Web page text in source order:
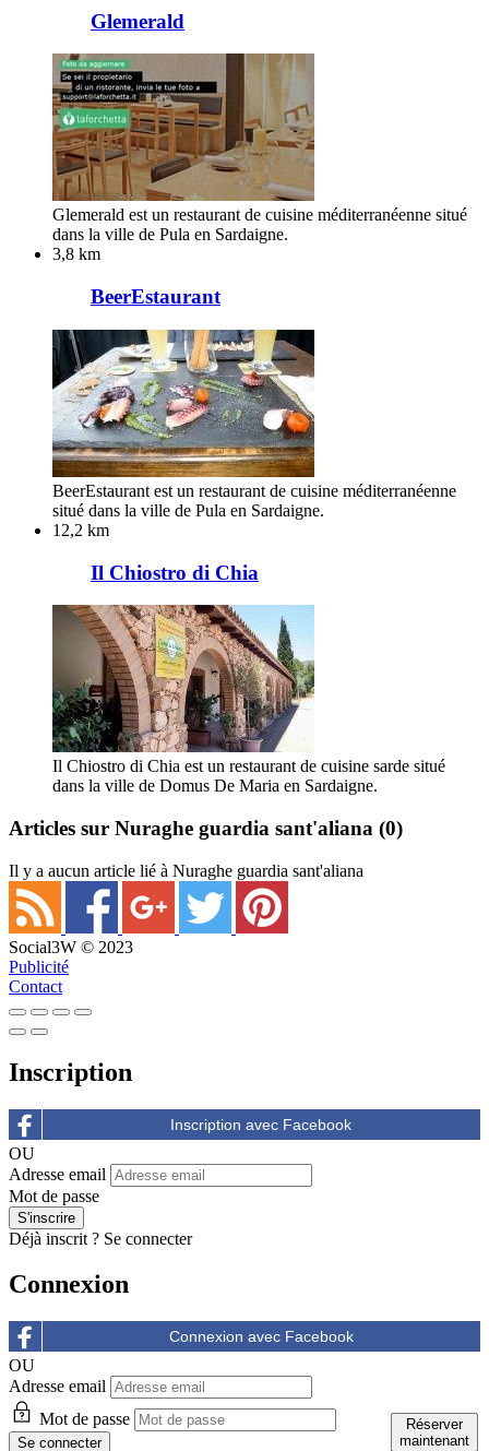
Réserver
Réserver
maintenant
Réserver
maintenant
Glemerald
Glemerald est un restaurant de cuisine méditerranéenne situé
dans la ville de Pula en Sardaigne.
Réserver
maintenant
3,8 km
BeerEstaurant
BeerEstaurant est un restaurant de cuisine méditerranéenne
situé dans la ville de Pula en Sardaigne.
Réserver
maintenant
12,2 km
Il Chiostro di Chia
Il Chiostro di Chia est un restaurant de cuisine sarde situé
dans la ville de Domus De Maria en Sardaigne.
Réserver
maintenant
Articles sur Nuraghe guardia sant'aliana (0)
Il y a aucun article lié à Nuraghe guardia sant'aliana
Social3W © 2023
Publicité
Contact
Inscription
OU
Adresse email
Mot de passe
Déjà inscrit ? Se connecter
Connexion
OU
Adresse email
Mot de passe